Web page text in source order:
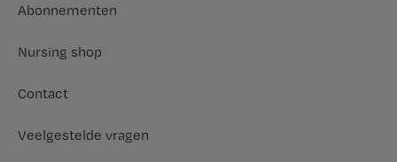
Abonnementen
Nursing shop
Contact
Veelgestelde vragen